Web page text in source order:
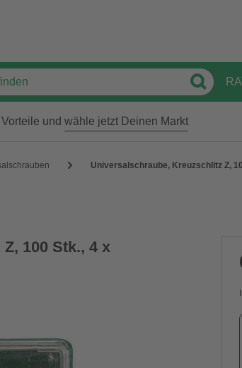
und wähle jetzt Deinen Markt
Universalschraube, Kreuzschlitz Z,
100 Stk., 4 x